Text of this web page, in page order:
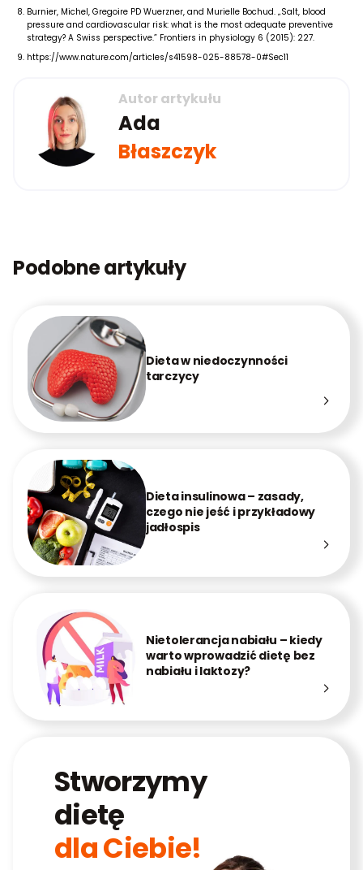
Burnier, Michel, Gregoire PD Wuerzner, and Murielle Bochud. „Salt, blood
pressure and cardiovascular risk: what is the most adequate preventive
strategy? A Swiss perspective.” Frontiers in physiology 6 (2015): 227.
https://www.nature.com/articles/s41598-025-88578-0#Sec11
Autor artykułu
Ada
Błaszczyk
Podobne artykuły
Dieta w niedoczynności
tarczycy
Dieta insulinowa – zasady,
czego nie jeść i przykładowy
jadłospis
Nietolerancja nabiału – kiedy
warto wprowadzić dietę bez
nabiału i laktozy?
Stworzymy
dietę
dla Ciebie!